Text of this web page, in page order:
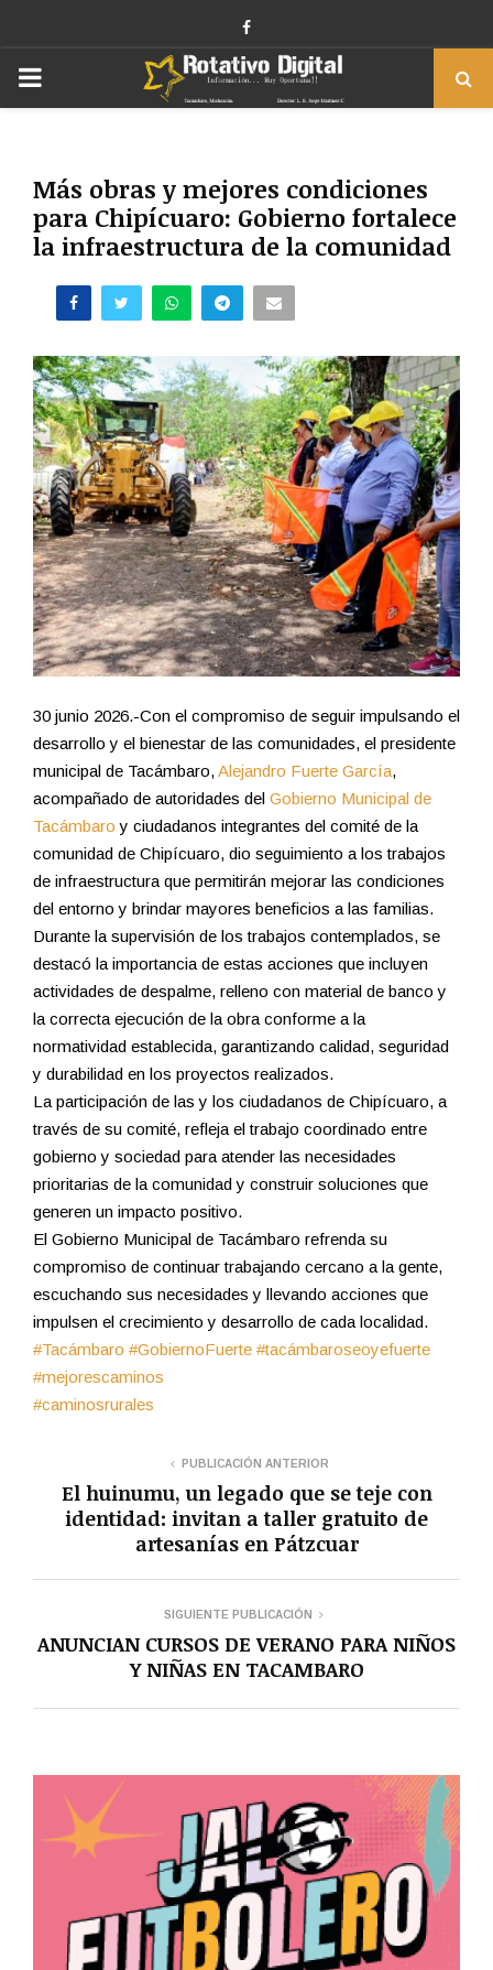
Facebook
PRIMARY
Más obras y mejores condiciones
para Chipícuaro: Gobierno fortalece
la infraestructura de la comunidad
30 junio 2026.-Con el compromiso de seguir impulsando el
desarrollo y el bienestar de las comunidades, el presidente
municipal de Tacámbaro, Alejandro Fuerte García,
acompañado de autoridades del Gobierno Municipal de
Tacámbaro y ciudadanos integrantes del comité de la
comunidad de Chipícuaro, dio seguimiento a los trabajos
de infraestructura que permitirán mejorar las condiciones
del entorno y brindar mayores beneficios a las familias.
Durante la supervisión de los trabajos contemplados, se
destacó la importancia de estas acciones que incluyen
actividades de despalme, relleno con material de banco y
la correcta ejecución de la obra conforme a la
normatividad establecida, garantizando calidad, seguridad
y durabilidad en los proyectos realizados.
La participación de las y los ciudadanos de Chipícuaro, a
través de su comité, refleja el trabajo coordinado entre
gobierno y sociedad para atender las necesidades
prioritarias de la comunidad y construir soluciones que
generen un impacto positivo.
El Gobierno Municipal de Tacámbaro refrenda su
compromiso de continuar trabajando cercano a la gente,
escuchando sus necesidades y llevando acciones que
impulsen el crecimiento y desarrollo de cada localidad.
#Tacámbaro #GobiernoFuerte #tacámbaroseoyefuerte
#mejorescaminos
#caminosrurales
PUBLICACIÓN ANTERIOR
El huinumu, un legado que se teje con
identidad: invitan a taller gratuito de
artesanías en Pátzcuar
SIGUIENTE PUBLICACIÓN
ANUNCIAN CURSOS DE VERANO PARA NIÑOS
Y NIÑAS EN TACAMBARO